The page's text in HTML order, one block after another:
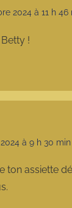
2024 à 11 h 46
!
à 9 h 30 min
ton assiette